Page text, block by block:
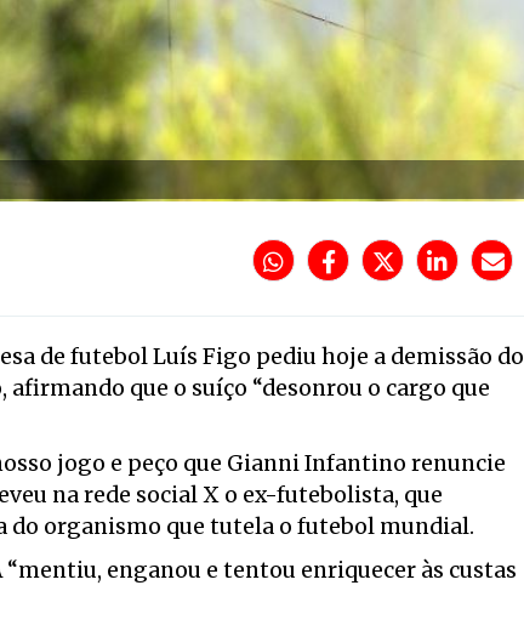
de futebol Luís Figo pediu hoje a demissão do
que o suíço “desonrou o cargo que
jogo e peço que Gianni Infantino renuncie
na rede social X o ex-futebolista, que
do organismo que tutela o futebol mundial.
enganou e tentou enriquecer às custas